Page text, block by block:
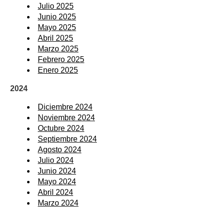
Julio 2025
Junio 2025
Mayo 2025
Abril 2025
Marzo 2025
Febrero 2025
Enero 2025
2024
Diciembre 2024
Noviembre 2024
Octubre 2024
Septiembre 2024
Agosto 2024
Julio 2024
Junio 2024
Mayo 2024
Abril 2024
Marzo 2024